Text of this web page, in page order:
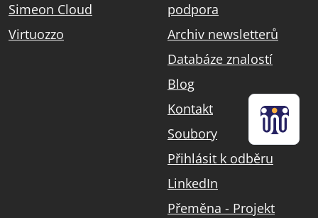
Simeon Cloud
Virtuozzo
podpora
Archiv newsletterů
Databáze znalostí
Blog
Kontakt
Soubory
Přihlásit k odběru
LinkedIn
Přeměna - Projekt